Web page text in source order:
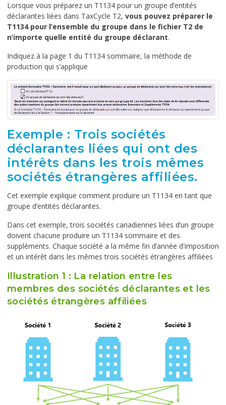
Lorsque vous préparez un T1134 pour un groupe d’entités
déclarantes liées dans TaxCycle T2, vous pouvez préparer le
T1134 pour l’ensemble du groupe dans le fichier T2 de
n’importe quelle entité du groupe déclarant.
Indiquez à la page 1 du T1134 sommaire, la méthode de
production qui s’applique
Exemple : Trois sociétés
déclarantes liées qui ont des
intérêts dans les trois mêmes
sociétés étrangères affiliées.
Cet exemple explique comment produire un T1134 en tant que
groupe d’entités déclarantes.
Dans cet exemple, trois sociétés canadiennes liées d’un groupe
doivent chacune produire un T1134 sommaire et des
suppléments. Chaque société a la même fin d’année d'imposition
et un intérêt dans les mêmes trois sociétés étrangères affiliées
Illustration 1 : La relation entre les
membres des sociétés déclarantes et les
sociétés étrangères affiliées